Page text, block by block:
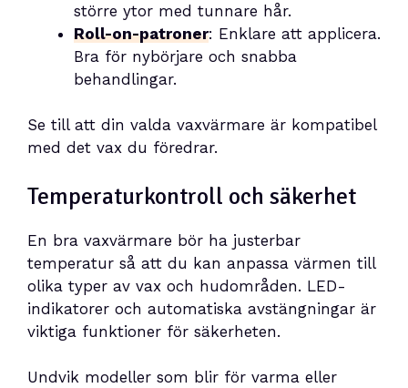
större ytor med tunnare hår.
Roll-on-patroner: Enklare att applicera.
Bra för nybörjare och snabba
behandlingar.
Se till att din valda vaxvärmare är kompatibel
med det vax du föredrar.
Temperaturkontroll och säkerhet
En bra vaxvärmare bör ha justerbar
temperatur så att du kan anpassa värmen till
olika typer av vax och hudområden. LED-
indikatorer och automatiska avstängningar är
viktiga funktioner för säkerheten.
Undvik modeller som blir för varma eller